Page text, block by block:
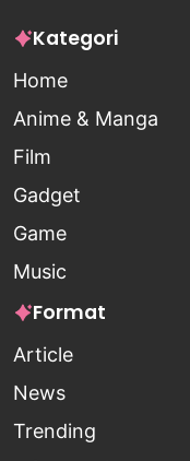
Kategori
Home
Anime & Manga
Film
Gadget
Game
Music
Format
Article
News
Trending